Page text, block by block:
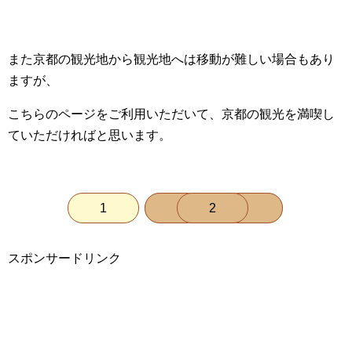
また京都の観光地から観光地へは移動が難しい場合もあり
ますが、
こちらのページをご利用いただいて、京都の観光を満喫し
ていただければと思います。
1 2
スポンサードリンク